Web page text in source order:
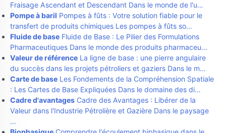
Fraisage Ascendant et Descendant Dans le monde de l'u…
Pompe à baril Pompes à fûts : Votre solution fiable pour le
transfert de produits chimiques Les pompes à fûts so…
Fluide de base Fluide de Base : Le Pilier des Formulations
Pharmaceutiques Dans le monde des produits pharmaceu…
Valeur de référence La ligne de base : une pierre angulaire
du succès dans les projets pétroliers et gaziers Dans le m…
Carte de base Les Fondements de la Compréhension Spatiale
: Les Cartes de Base Expliquées Dans le domaine des di…
Cadre d'avantages Cadre des Avantages : Libérer de la
Valeur dans l'Industrie Pétrolière et Gazière Dans le paysage
…